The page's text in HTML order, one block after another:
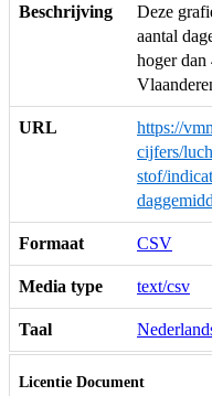
Beschrijving
Deze
aantal
hoger dan
URL
https://
cijfers/
stof/
Formaat CSV
Media type text/csv
Taal
Licentie Document